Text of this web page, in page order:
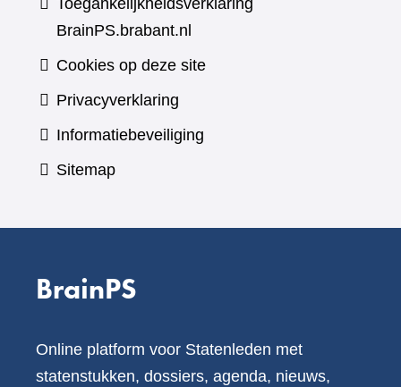
Toegankelijkheidsverklaring
BrainPS.brabant.nl
Cookies op deze site
Privacyverklaring
Informatiebeveiliging
Sitemap
BrainPS
Online platform voor Statenleden met
statenstukken, dossiers, agenda, nieuws,